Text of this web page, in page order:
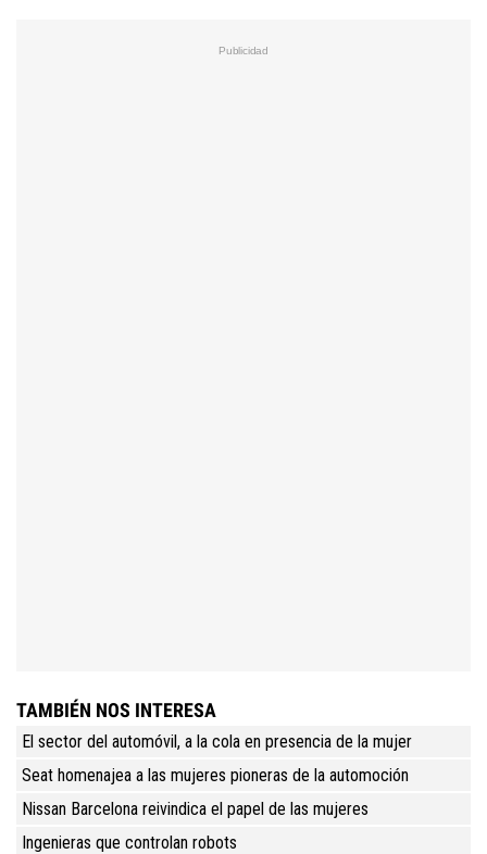
TAMBIÉN NOS INTERESA
El sector del automóvil, a la cola en presencia de la mujer
Seat homenajea a las mujeres pioneras de la automoción
Nissan Barcelona reivindica el papel de las mujeres
Ingenieras que controlan robots